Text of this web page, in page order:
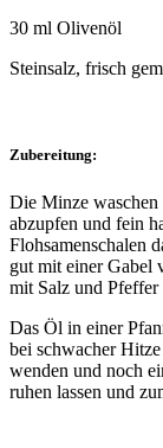
30 ml Olivenöl
Steinsalz, frisch
Zubereitung:
Die Minze waschen
abzupfen und fein
Flohsamenschalen
gut mit einer Gabel
mit Salz und Pfeffer
Das Öl in einer
bei schwacher
wenden und noch
ruhen lassen und